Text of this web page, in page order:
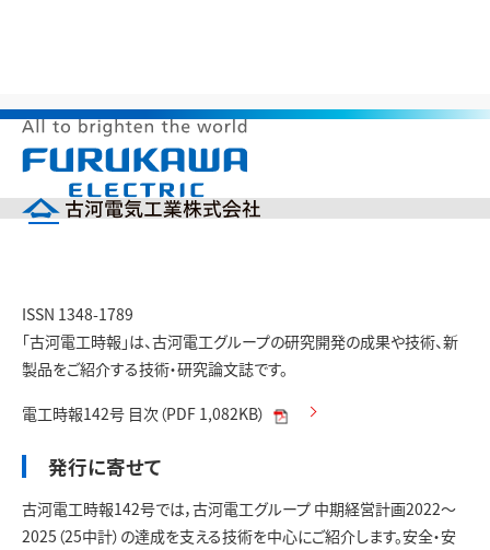
ニ
ュ
研究開発
投資家の皆様へ（IR）
サステナビリティ
採用情報
HOME > 研究開発 > 古河電工時報 >
第142号（2023年3月）
ISSN 1348-1789
「古河電工時報」は、古河電工グループの研究開発の成果や技術、新
製品をご紹介する技術・研究論文誌です。
電工時報142号 目次（PDF 1,082KB）
発行に寄せて
古河電工時報142号では，古河電工グループ 中期経営計画2022～
2025（25中計）の達成を支える技術を中心にご紹介します。安全・安